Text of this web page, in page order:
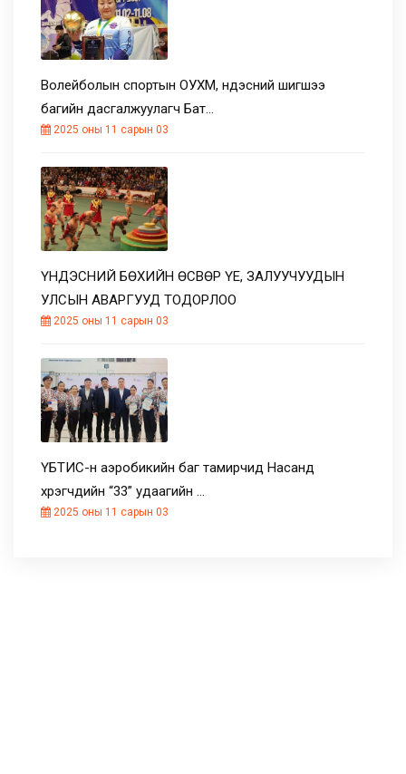
Волейболын спортын ОУХМ, үндэсний шигшээ
багийн дасгалжуулагч Бат…
2025 оны 11 сарын 03
ҮНДЭСНИЙ БӨХИЙН ӨСВӨР ҮЕ, ЗАЛУУЧУУДЫН
УЛСЫН АВАРГУУД ТОДОРЛОО
2025 оны 11 сарын 03
ҮБТИС-н аэробикийн баг тамирчид Насанд
хүрэгчдийн “33” удаагийн …
2025 оны 11 сарын 03